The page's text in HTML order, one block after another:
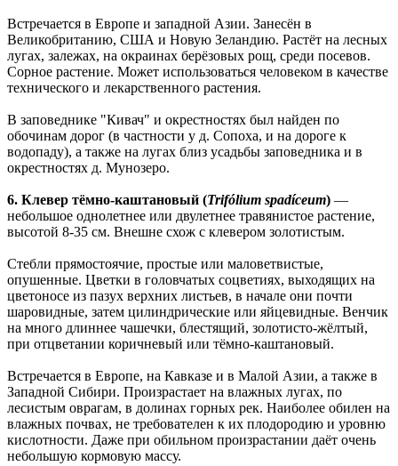
Встречается в Европе и западной Азии. Занесён в
Великобританию, США и Новую Зеландию. Растёт на лесных
лугах, залежах, на окраинах берёзовых рощ, среди посевов.
Сорное растение. Может использоваться человеком в качестве
технического и лекарственного растения.
В заповеднике "Кивач" и окрестностях был найден по
обочинам дорог (в частности у д. Сопоха, и на дороге к
водопаду), а также на лугах близ усадьбы заповедника и в
окрестностях д. Мунозеро.
6. Клевер тёмно-каштановый (Trifólium spadíceum) —
небольшое однолетнее или двулетнее травянистое растение,
высотой 8-35 см. Внешне схож с клевером золотистым.
Стебли прямостоячие, простые или маловетвистые,
опушенные. Цветки в головчатых соцветиях, выходящих на
цветоносе из пазух верхних листьев, в начале они почти
шаровидные, затем цилиндрические или яйцевидные. Венчик
на много длиннее чашечки, блестящий, золотисто-жёлтый,
при отцветании коричневый или тёмно-каштановый.
Встречается в Европе, на Кавказе и в Малой Азии, а также в
Западной Сибири. Произрастает на влажных лугах, по
лесистым оврагам, в долинах горных рек. Наиболее обилен на
влажных почвах, не требователен к их плодородию и уровню
кислотности. Даже при обильном произрастании даёт очень
небольшую кормовую массу.